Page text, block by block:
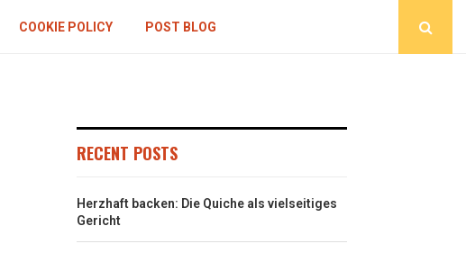
COOKIE POLICY POST BLOG
RECENT POSTS
Herzhaft backen: Die Quiche als vielseitiges
Gericht